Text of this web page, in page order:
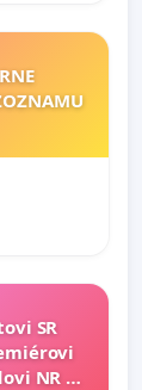
SR
NR SR